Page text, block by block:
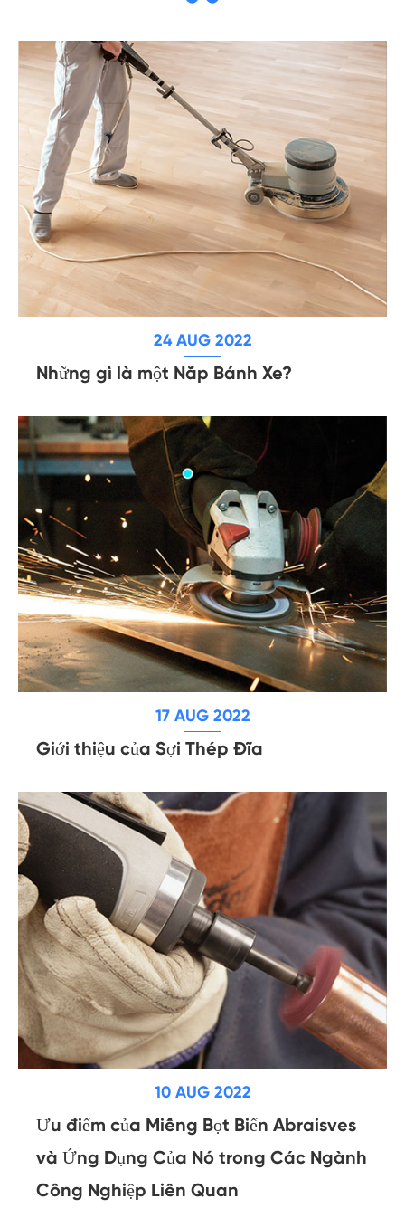
24 AUG 2022
Những gì là một Nắp Bánh Xe?
17 AUG 2022
Giới thiệu của Sợi Thép Đĩa
10 AUG 2022
Ưu điểm của Miếng Bọt Biển Abraisves
và Ứng Dụng Của Nó trong Các Ngành
Công Nghiệp Liên Quan